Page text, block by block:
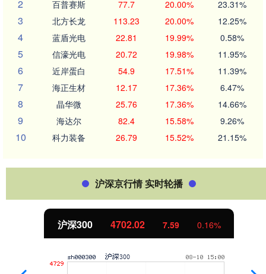
2 百普赛斯 77.7 20.00% 23.31%
3 北方长龙 113.23 20.00% 12.25%
4 蓝盾光电 22.81 19.99% 0.58%
5 信濠光电 20.72 19.98% 11.95%
6 近岸蛋白 54.9 17.51% 11.39%
7 海正生材 12.17 17.36% 6.47%
8 晶华微 25.76 17.36% 14.66%
9 海达尔 82.4 15.58% 9.26%
10 科力装备 26.79 15.52% 21.15%
沪深京行情 实时轮播
0.16% 北证50